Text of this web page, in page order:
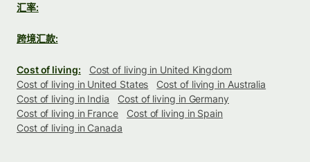
汇率:
跨境汇款:
Cost of living:
Cost of living in United Kingdom
Cost of living in United States
Cost of living in Australia
Cost of living in India
Cost of living in Germany
Cost of living in France
Cost of living in Spain
Cost of living in Canada